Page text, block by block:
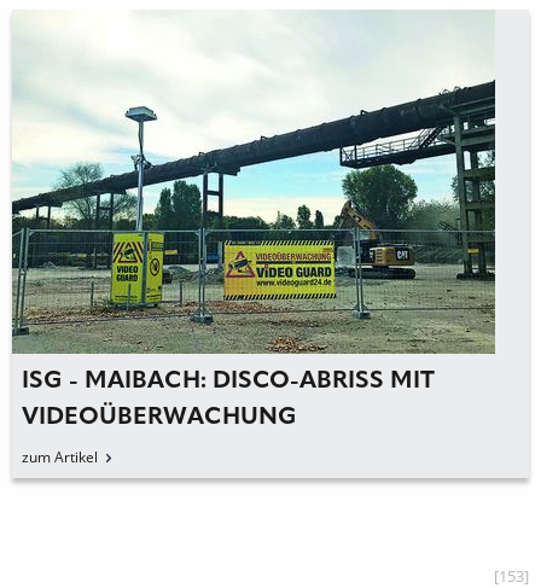
ISG - MAIBACH: DISCO-ABRISS MIT
VIDEOÜBERWACHUNG
zum Artikel
[153]